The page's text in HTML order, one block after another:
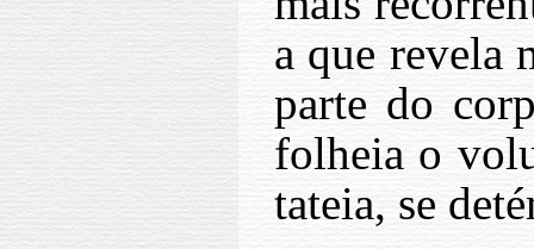
a que revela
parte do
folheia o
tateia, se